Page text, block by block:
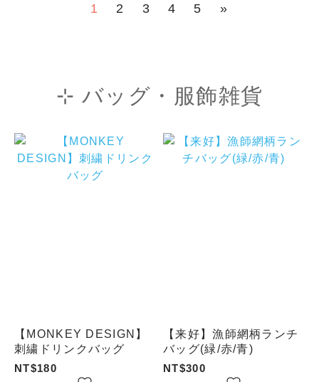
1 2 3 4 5 »
⊹ バッグ・服飾雑貨
【MONKEY DESIGN】
刺繍ドリンクバッグ
NT$180
【来好】漁師網柄ランチ
バッグ(緑/赤/青)
NT$300